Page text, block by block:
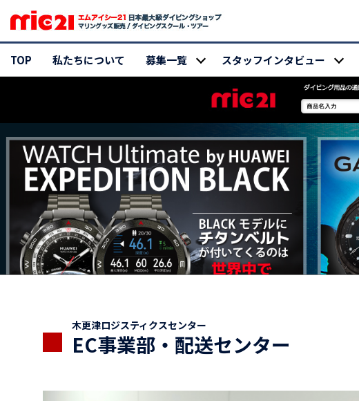
TOP 私たちについて 募集一覧 スタッフインタビュー
木更津ロジスティクスセンター
EC事業部・配送センター